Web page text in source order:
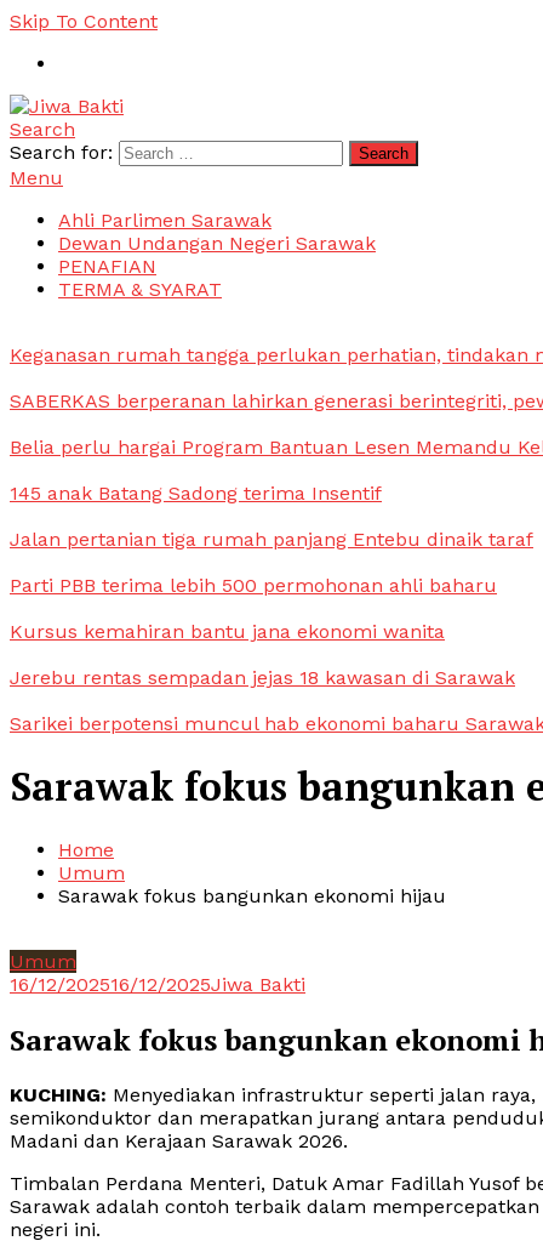
Skip To Content
Jiwa Bakti
Suara PBB Sarawak
Search
Search for:
Menu
Ahli Parlimen Sarawak
Dewan Undangan Negeri Sarawak
PENAFIAN
TERMA & SYARAT
Keganasan rumah tangga perlukan perhatian, tindakan
SABERKAS berperanan lahirkan generasi berintegriti,
Belia perlu hargai Program Bantuan Lesen Memandu
145 anak Batang Sadong terima Insentif
Jalan pertanian tiga rumah panjang Entebu dinaik taraf
Parti PBB terima lebih 500 permohonan ahli baharu
Kursus kemahiran bantu jana ekonomi wanita
Jerebu rentas sempadan jejas 18 kawasan di Sarawak
Sarikei berpotensi muncul hab ekonomi baharu
Sarawak fokus bangunkan
Home
Umum
Sarawak fokus bangunkan ekonomi hijau
Umum
16/12/202516/12/2025Jiwa Bakti
Sarawak fokus bangunkan ekonomi
KUCHING: Menyediakan infrastruktur seperti jalan
semikonduktor dan merapatkan jurang antara
Madani dan Kerajaan Sarawak 2026.
Timbalan Perdana Menteri, Datuk Amar Fadillah Yusof
Sarawak adalah contoh terbaik dalam
negeri ini.